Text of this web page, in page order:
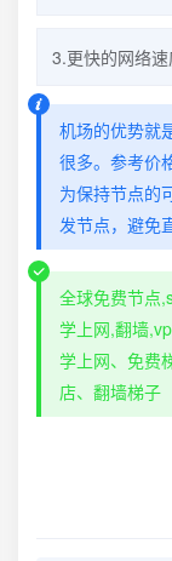
场服务。
刚需：有
场作为备
vpnoe不
供此服务
尽量只访问
节点服务器每
3.更快的网络速
另外，不同地
速。
如果有更高的
赞助商中选择)
当然，你还可
机场的优势就
很多。参考价
为保持节点的
发节点，避免
全球免费节点
学上网,翻墙
学上网、免费
店、翻墙梯子